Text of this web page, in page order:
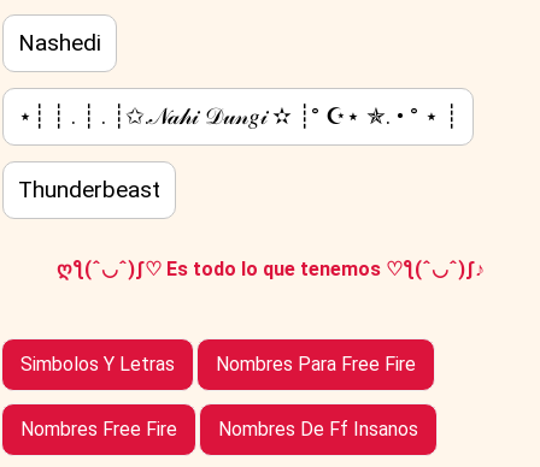
Nashedi
⋆┊ ┊ . ┊ . ┊✩.𝒩𝒶𝒽𝒾 𝒟𝓊𝓃𝑔𝒾 ✫ ┊° ☪⋆ ✯. • ° ⋆ ┊
Thunderbeast
ღƪ(ˆ◡ˆ)ʃ♡ Es todo lo que tenemos ♡ƪ(ˆ◡ˆ)ʃ♪
Simbolos Y Letras Nombres Para Free Fire
Nombres Free Fire Nombres De Ff Insanos